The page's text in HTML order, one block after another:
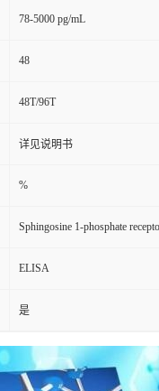
78-5000 pg/mL
48
48T/96T
详见说明书
%
Sphingosine 1-phosphate
ELISA
是